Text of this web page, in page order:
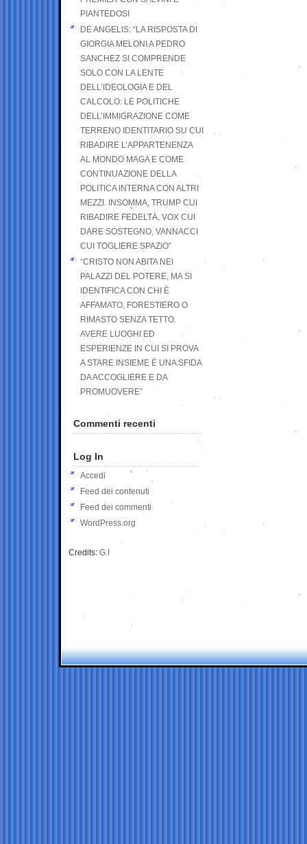
PIANTEDOSI
DE ANGELIS: “LA RISPOSTA DI
GIORGIA MELONI A PEDRO
SANCHEZ SI COMPRENDE
SOLO CON LA LENTE
DELL’IDEOLOGIA E DEL
CALCOLO: LE POLITICHE
DELL’IMMIGRAZIONE COME
TERRENO IDENTITARIO SU CUI
RIBADIRE L’APPARTENENZA
AL MONDO MAGA E COME
CONTINUAZIONE DELLA
POLITICA INTERNA CON ALTRI
MEZZI. INSOMMA, TRUMP CUI
RIBADIRE FEDELTÀ, VOX CUI
DARE SOSTEGNO, VANNACCI
CUI TOGLIERE SPAZIO”
“CRISTO NON ABITA NEI
PALAZZI DEL POTERE, MA SI
IDENTIFICA CON CHI È
AFFAMATO, FORESTIERO O
RIMASTO SENZA TETTO.
AVERE LUOGHI ED
ESPERIENZE IN CUI SI PROVA
A STARE INSIEME È UNA SFIDA
DA ACCOGLIERE E DA
PROMUOVERE”
Commenti recenti
Log In
Accedi
Feed dei contenuti
Feed dei commenti
WordPress.org
Credits: G.I